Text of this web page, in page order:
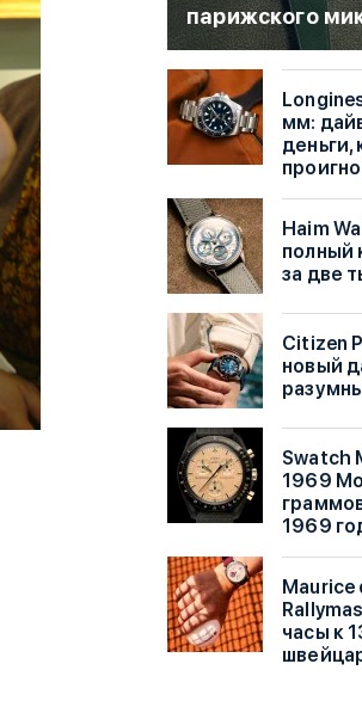
парижского
мм:
Haim
полный
за две
Citizen
новый
Swatch
1969
1969
Maurice
часы к